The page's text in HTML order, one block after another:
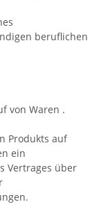
beruflichen
von Waren .
Produkts auf
ein
Vertrages über